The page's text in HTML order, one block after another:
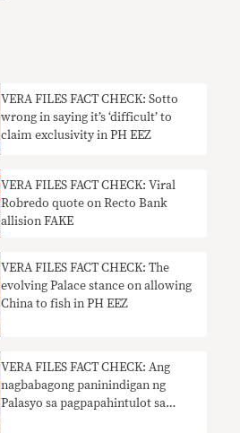
VERA FILES FACT CHECK: Sotto
wrong in saying it’s ‘difficult’ to
claim exclusivity in PH EEZ
VERA FILES FACT CHECK: Viral
Robredo quote on Recto Bank
allision FAKE
VERA FILES FACT CHECK: The
evolving Palace stance on allowing
China to fish in PH EEZ
VERA FILES FACT CHECK: Ang
nagbabagong paninindigan ng
Palasyo sa pagpapahintulot sa